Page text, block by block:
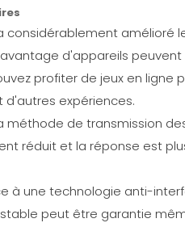
considérablement amélioré
d'appareils
profiter de jeux en ligne
expériences.
méthode de transmission
réduit et la réponse est
à une technologie anti-
peut être garantie